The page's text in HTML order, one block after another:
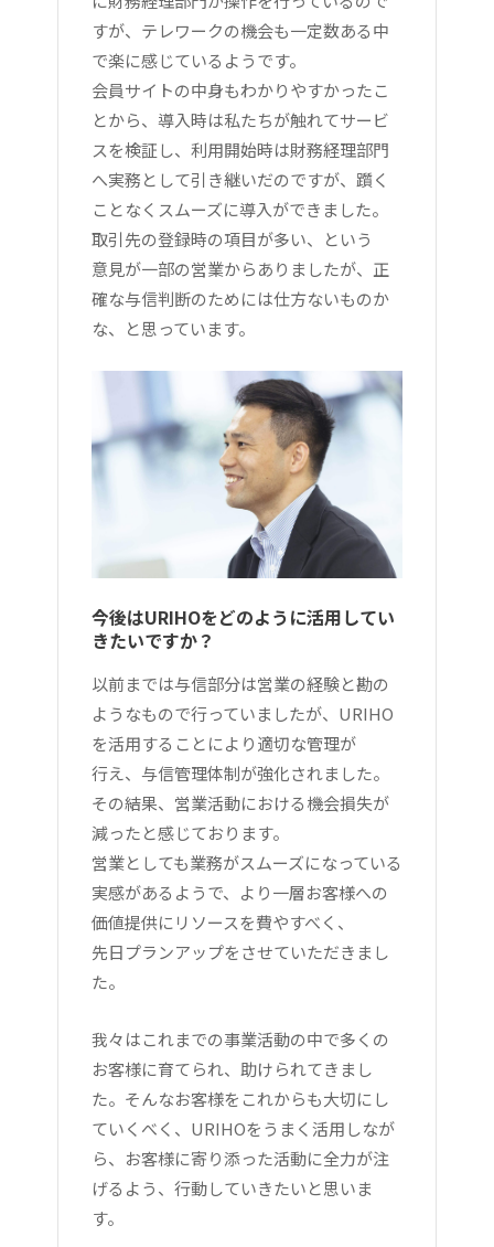
すが、テレワークの機会も一定数ある中
で楽に感じているようです。
会員サイトの中身もわかりやすかったこ
とから、導入時は私たちが触れてサービ
スを検証し、利用開始時は財務経理部門
へ実務として引き継いだのですが、躓く
ことなくスムーズに導入ができました。
取引先の登録時の項目が多い、という
意見が一部の営業からありましたが、正
確な与信判断のためには仕方ないものか
な、と思っています。
今後はURIHOをどのように活用してい
きたいですか？
以前までは与信部分は営業の経験と勘の
ようなもので行っていましたが、URIHO
を活用することにより適切な管理が
行え、与信管理体制が強化されました。
その結果、営業活動における機会損失が
減ったと感じております。
営業としても業務がスムーズになっている
実感があるようで、より一層お客様への
価値提供にリソースを費やすべく、
先日プランアップをさせていただきまし
た。
我々はこれまでの事業活動の中で多くの
お客様に育てられ、助けられてきまし
た。そんなお客様をこれからも大切にし
ていくべく、URIHOをうまく活用しなが
ら、お客様に寄り添った活動に全力が注
げるよう、行動していきたいと思いま
す。